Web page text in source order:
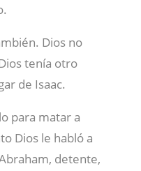
Dios no
tenía otro
de Isaac.
para matar a
Dios le habló a
detente,